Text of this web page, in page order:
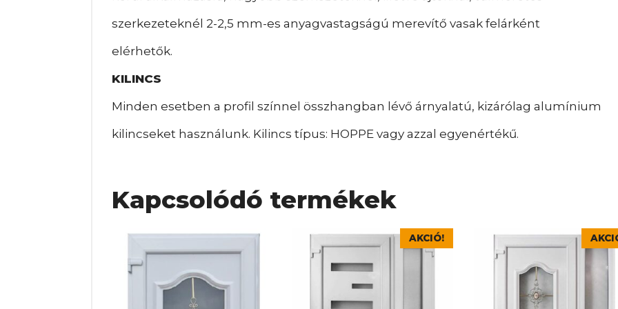
szerkezeteknél 2-2,5 mm-es anyagvastagságú merevítő vasak felárként
elérhetők.
KILINCS
Minden esetben a profil színnel összhangban lévő árnyalatú, kizárólag alumínium
kilincseket használunk. Kilincs típus: HOPPE vagy azzal egyenértékű.
Kapcsolódó termékek
Ennek
terméknek
AKCIÓ!
Ennek
terméknek
variációja
Ennek
terméknek